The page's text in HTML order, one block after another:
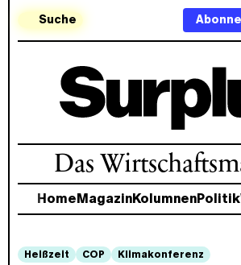
Suche
Das
Home MagazinKolumnenPolitik
Heißzeit COP Klimakonferenz